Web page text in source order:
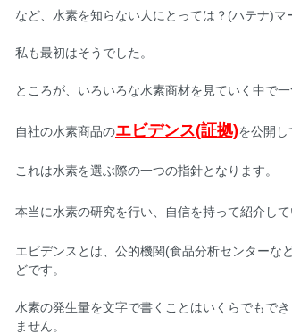
など、水素を知らない人にとっては？(ハテナ)マ
私も最初はそうでした。
ところが、いろいろな水素商材を見ていく中で
自社の水素商品のエビデンス(証拠)を公開
これは水素を選ぶ際の一つの指針となります。
本当に水素の研究を行い、自信を持って紹介し
エビデンスとは、公的機関(食品分析センターな
どです。
水素の発生量を文字で書くことはいくらでもで
ません。